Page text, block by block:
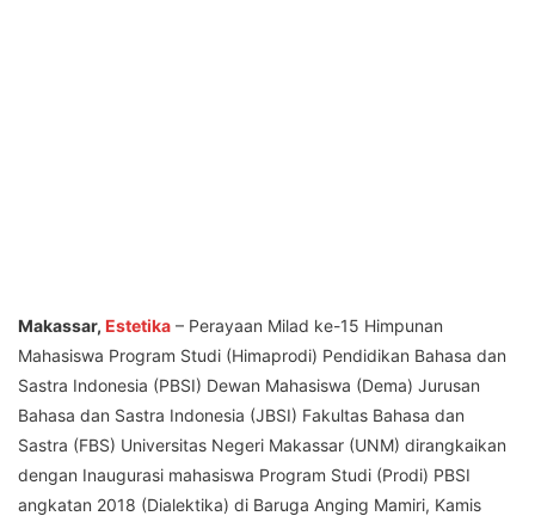
Makassar, Estetika – Perayaan Milad ke-15 Himpunan
Mahasiswa Program Studi (Himaprodi) Pendidikan Bahasa dan
Sastra Indonesia (PBSI) Dewan Mahasiswa (Dema) Jurusan
Bahasa dan Sastra Indonesia (JBSI) Fakultas Bahasa dan
Sastra (FBS) Universitas Negeri Makassar (UNM) dirangkaikan
dengan Inaugurasi mahasiswa Program Studi (Prodi) PBSI
angkatan 2018 (Dialektika) di Baruga Anging Mamiri, Kamis